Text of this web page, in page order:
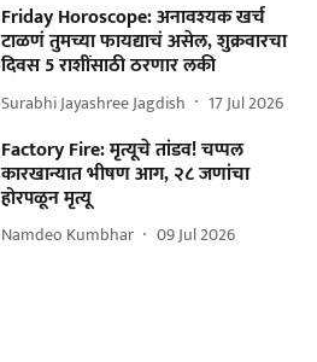
Friday Horoscope: अनावश्यक खर्च
टाळणं तुमच्या फायद्याचं असेल, शुक्रवारचा
दिवस 5 राशींसाठी ठरणार लकी
Surabhi Jayashree Jagdish 17 Jul 2026
Factory Fire: मृत्यूचे तांडव! चप्पल
कारखान्यात भीषण आग, २८ जणांचा
होरपळून मृत्यू
Namdeo Kumbhar 09 Jul 2026